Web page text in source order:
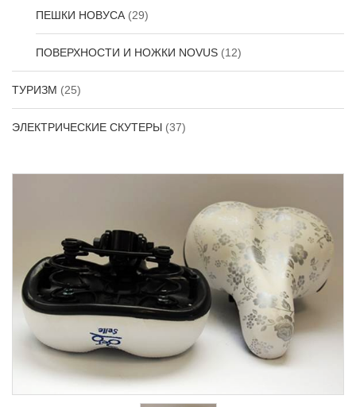
ПЕШКИ НОВУСА (29)
ПОВЕРХНОСТИ И НОЖКИ NOVUS (12)
ТУРИЗМ (25)
ЭЛЕКТРИЧЕСКИЕ СКУТЕРЫ (37)